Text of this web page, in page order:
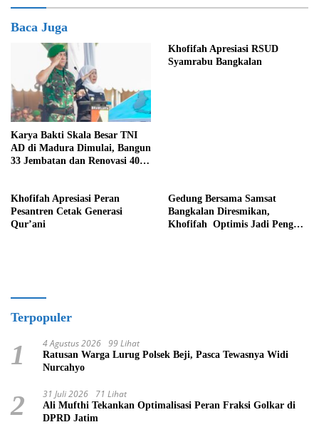
Baca Juga
Karya Bakti Skala Besar TNI
AD di Madura Dimulai, Bangun
33 Jembatan dan Renovasi 400
Khofifah Apresiasi RSUD
Syamrabu Bangkalan
Khofifah Apresiasi Peran
Pesantren Cetak Generasi
Qur’ani
Gedung Bersama Samsat
Bangkalan Diresmikan,
Khofifah Optimis Jadi Penguat
Terpopuler
1 4 Agustus 2026 99 Lihat
Ratusan Warga Lurug Polsek Beji, Pasca Tewasnya Widi
Nurcahyo
2 31 Juli 2026 71 Lihat
Ali Mufthi Tekankan Optimalisasi Peran Fraksi Golkar di
DPRD Jatim